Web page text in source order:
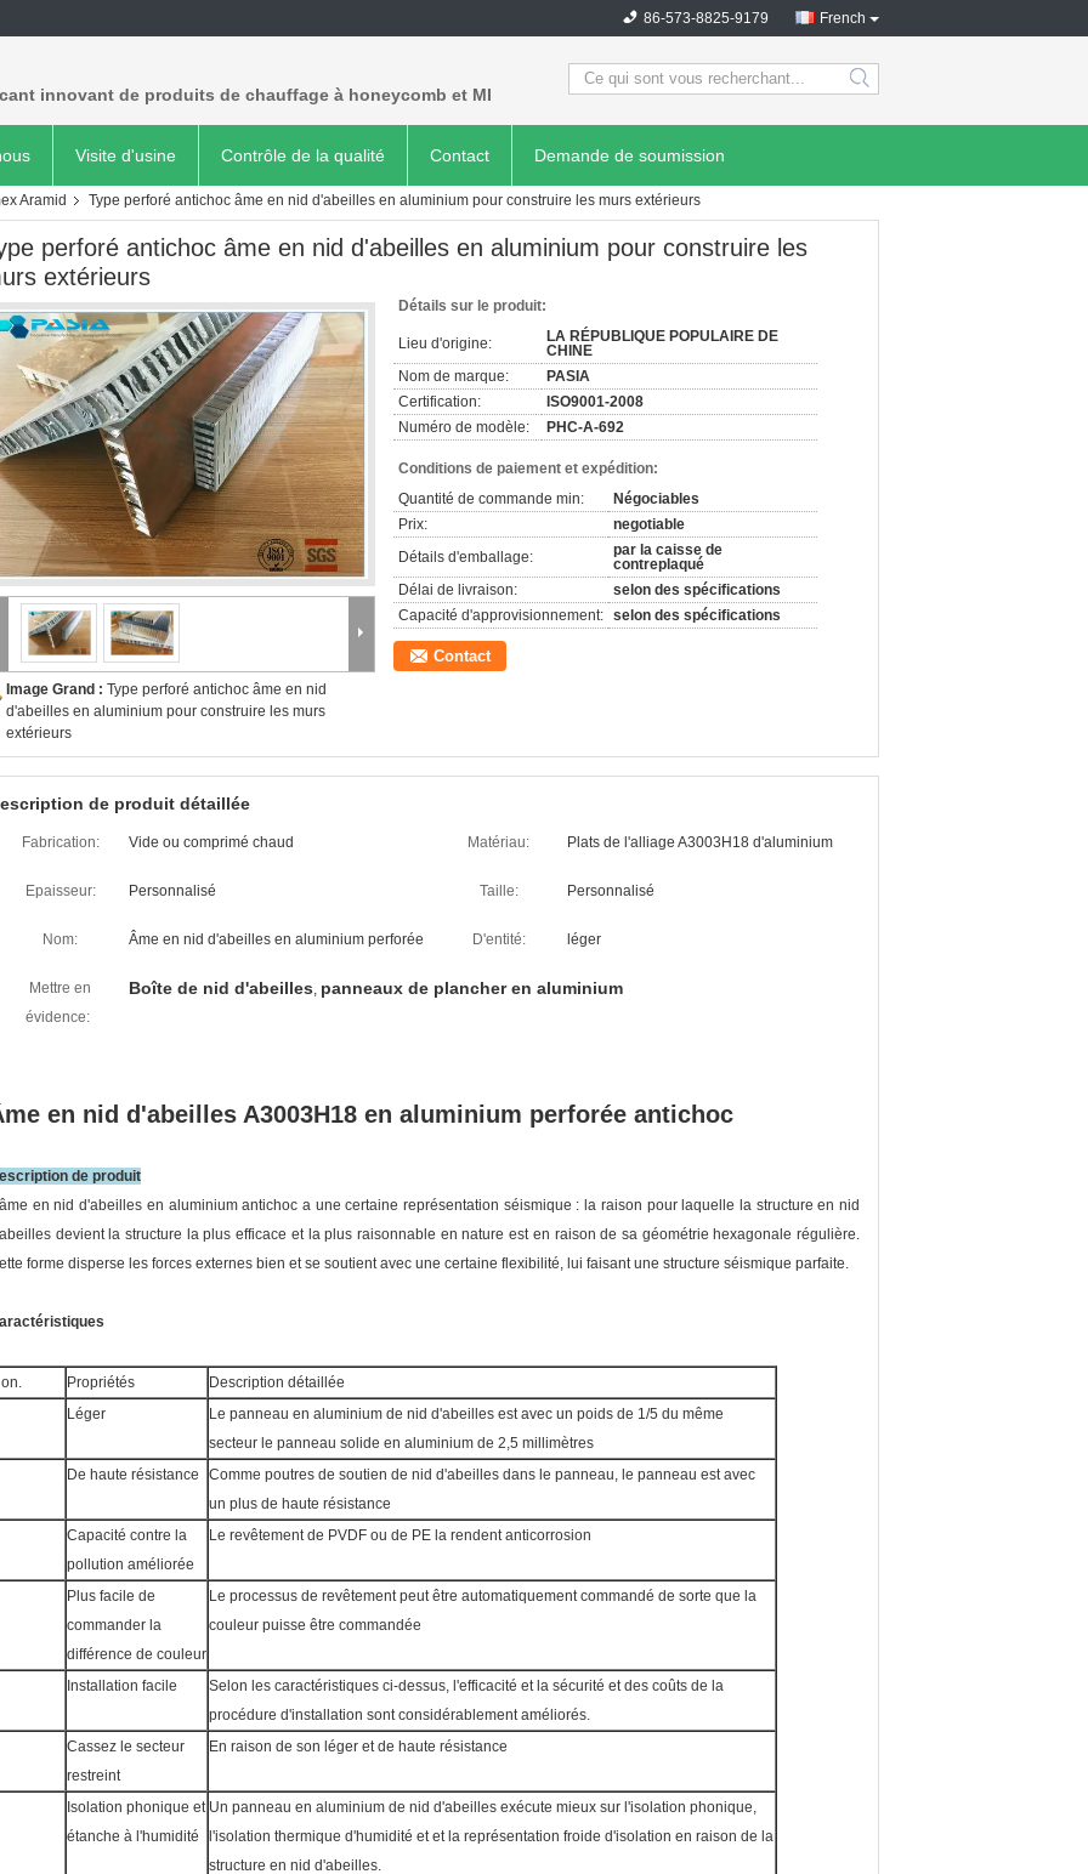
French
86-573-8825-9179
innovant de produits de chauffage à honeycomb et MI search
Visite d'usine Contrôle de la qualité Contact Demande de soumission
Aramid Type perforé antichoc âme en nid d'abeilles en aluminium pour construire les murs extérieurs
perforé antichoc âme en nid d'abeilles en aluminium pour construire les
extérieurs
Image Grand : Type perforé antichoc âme en nid
d'abeilles en aluminium pour construire les murs
extérieurs
Détails sur le produit:
Lieu d'origine:
LA RÉPUBLIQUE POPULAIRE DE
CHINE
Nom de marque:
PASIA
Certification:
ISO9001-2008
Numéro de modèle:
PHC-A-692
Conditions de paiement et expédition:
Quantité de commande min:
Négociables
Prix:
negotiable
Détails d'emballage:
par la caisse de
contreplaqué
Délai de livraison:
selon des spécifications
Capacité d'approvisionnement: selon des spécifications
Contact
de produit détaillée
Fabrication: Vide ou comprimé chaud Matériau: Plats de l'alliage A3003H18 d'aluminium
Epaisseur: Personnalisé Taille: Personnalisé
Nom: Âme en nid d'abeilles en aluminium perforée D'entité: léger
Mettre en
évidence:
Boîte de nid d'abeilles, panneaux de plancher en aluminium
en nid d'abeilles A3003H18 en aluminium perforée antichoc
de produit
en nid d'abeilles en aluminium antichoc a une certaine représentation séismique : la raison pour laquelle la structure en nid
devient la structure la plus efficace et la plus raisonnable en nature est en raison de sa géométrie hexagonale régulière.
forme disperse les forces externes bien et se soutient avec une certaine flexibilité, lui faisant une structure séismique parfaite.
Propriétés
Description détaillée
Léger
Le panneau en aluminium de nid d'abeilles est avec un poids de 1/5 du même
secteur le panneau solide en aluminium de 2,5 millimètres
De haute résistance
Comme poutres de soutien de nid d'abeilles dans le panneau, le panneau est avec
un plus de haute résistance
Capacité contre la
pollution améliorée
Le revêtement de PVDF ou de PE la rendent anticorrosion
Plus facile de
commander la
différence de couleur
Le processus de revêtement peut être automatiquement commandé de sorte que la
couleur puisse être commandée
Installation facile
Selon les caractéristiques ci-dessus, l'efficacité et la sécurité et des coûts de la
procédure d'installation sont considérablement améliorés.
Cassez le secteur
restreint
En raison de son léger et de haute résistance
Isolation phonique et
étanche à l'humidité
Un panneau en aluminium de nid d'abeilles exécute mieux sur l'isolation phonique,
l'isolation thermique d'humidité et et la représentation froide d'isolation en raison de la
structure en nid d'abeilles.